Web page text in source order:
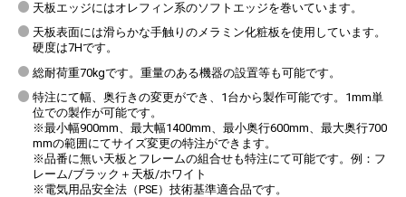
天板エッジにはオレフィン系のソフトエッジを巻いています。
天板表面には滑らかな手触りのメラミン化粧板を使用しています。
硬度は7Hです。
総耐荷重70kgです。重量のある機器の設置等も可能です。
特注にて幅、奥行きの変更ができ、1台から製作可能です。1mm単
位での製作が可能です。
※最小幅900mm、最大幅1400mm、最小奥行600mm、最大奥行700
mmの範囲にてサイズ変更の特注ができます。
※品番に無い天板とフレームの組合せも特注にて可能です。例：フ
レーム/ブラック＋天板/ホワイト
※電気用品安全法（PSE）技術基準適合品です。